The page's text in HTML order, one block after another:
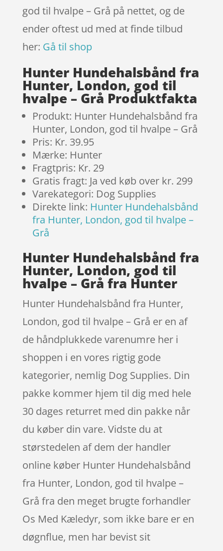
god til hvalpe – Grå på nettet, og de
ender oftest ud med at finde tilbud
her: Gå til shop
Hunter Hundehalsbånd fra
Hunter, London, god til
hvalpe – Grå Produktfakta
Produkt: Hunter Hundehalsbånd fra
Hunter, London, god til hvalpe – Grå
Pris: Kr. 39.95
Mærke: Hunter
Fragtpris: Kr. 29
Gratis fragt: Ja ved køb over kr. 299
Varekategori: Dog Supplies
Direkte link: Hunter Hundehalsbånd
fra Hunter, London, god til hvalpe –
Grå
Hunter Hundehalsbånd fra
Hunter, London, god til
hvalpe – Grå fra Hunter
Hunter Hundehalsbånd fra Hunter,
London, god til hvalpe – Grå er en af
de håndplukkede varenumre her i
shoppen i en vores rigtig gode
kategorier, nemlig Dog Supplies. Din
pakke kommer hjem til dig med hele
30 dages returret med din pakke når
du køber din vare. Vidste du at
størstedelen af dem der handler
online køber Hunter Hundehalsbånd
fra Hunter, London, god til hvalpe –
Grå fra den meget brugte forhandler
Os Med Kæledyr, som ikke bare er en
døgnflue, men har bevist sit